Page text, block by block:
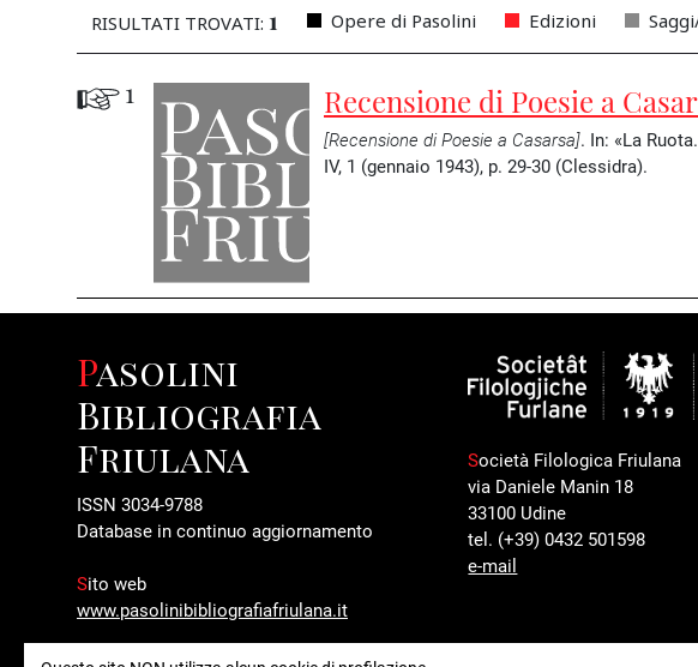
RISULTATI TROVATI: 1 Opere di Pasolini Edizioni
1 Recensione di Poesie a
[Recensione di Poesie a Casarsa]. In: «La
IV, 1 (gennaio 1943), p. 29-30 (Clessidra).
Pasolini
Bibliografia
Friulana
ISSN 3034-9788
Database in continuo aggiornamento
Sito web
www.pasolinibibliografiafriulana.it
Società Filologica Friulana
via Daniele Manin 18
33100 Udine
tel. (+39) 0432 501598
e-mail